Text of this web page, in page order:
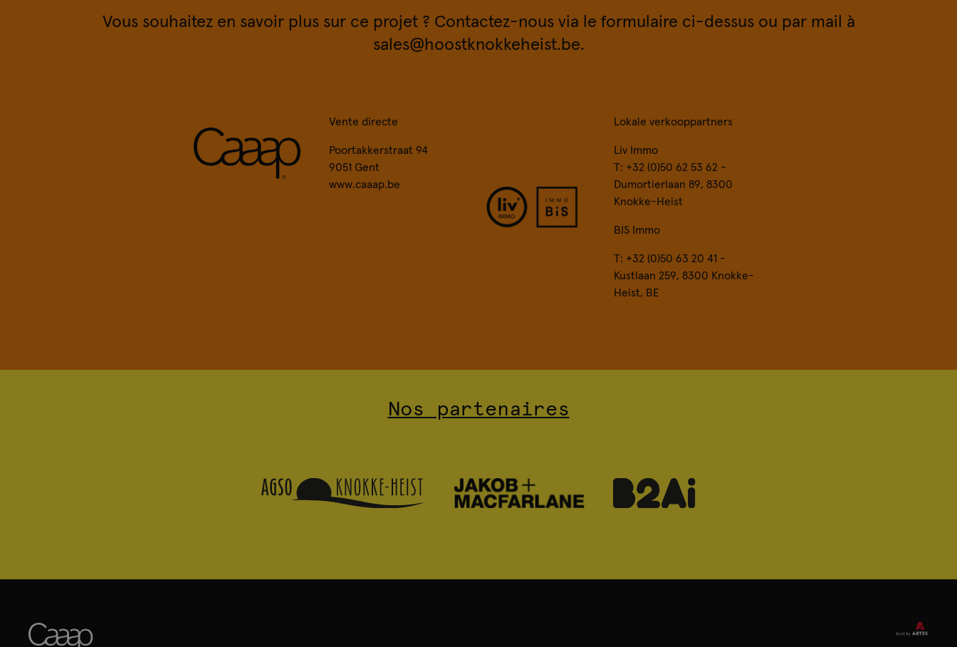
Vous souhaitez en savoir plus sur ce projet ? Contactez-nous via le formulaire ci-dessus ou par mail à
sales@hoostknokkeheist.be.
Vente directe
Poortakkerstraat 94
9051 Gent
www.caaap.be
Lokale verkooppartners
Liv Immo
T: +32 (0)50 62 53 62 -
Dumortierlaan 89, 8300
Knokke-Heist
BIS Immo
T: +32 (0)50 63 20 41 -
Kustlaan 259, 8300 Knokke-
Heist, BE
Nos partenaires